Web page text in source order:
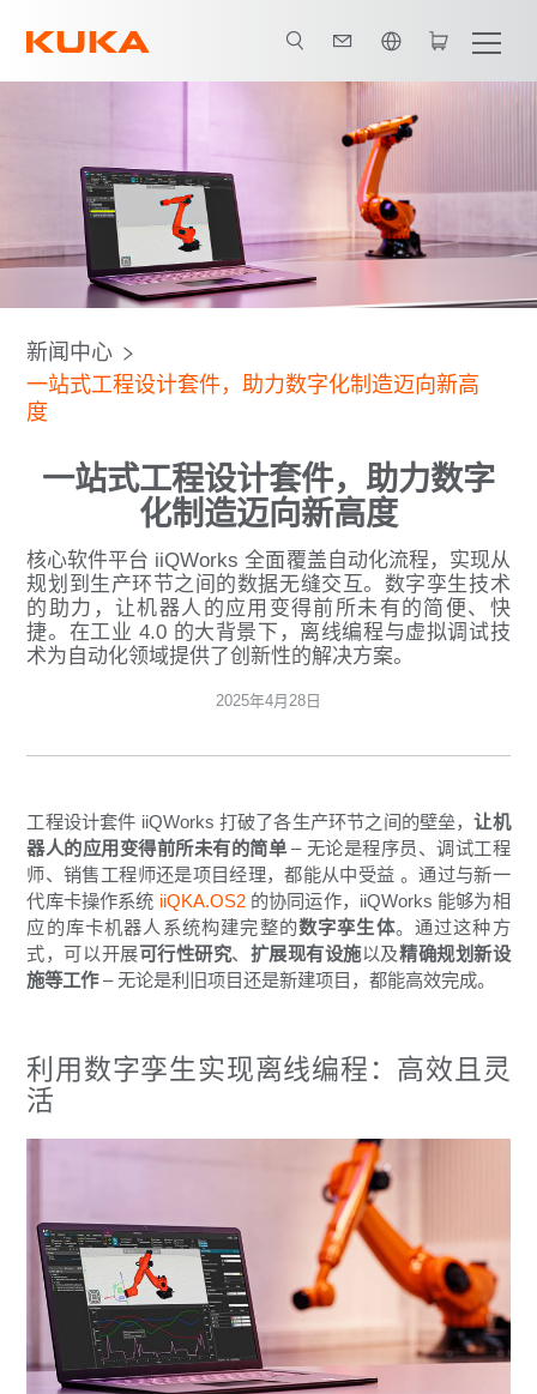
新闻中心
一站式工程设计套件，助力数字化制造迈向新高
度
一站式工程设计套件，助力数字
化制造迈向新高度
核心软件平台 iiQWorks 全面覆盖自动化流程，实现从
规划到生产环节之间的数据无缝交互。数字孪生技术
的助力，让机器人的应用变得前所未有的简便、快
捷。在工业 4.0 的大背景下，离线编程与虚拟调试技
术为自动化领域提供了创新性的解决方案。
2025年4月28日
工程设计套件 iiQWorks 打破了各生产环节之间的壁垒，让机
器人的应用变得前所未有的简单– 无论是程序员、调试工程
师、销售工程师还是项目经理，都能从中受益 。通过与新一
代库卡操作系统 iiQKA.OS2的协同运作，iiQWorks 能够为相
应的库卡机器人系统构建完整的数字孪生体。通过这种方
式，可以开展可行性研究、 扩展现有设施以及精确规划新设
施等工作– 无论是利旧项目还是新建项目，都能高效完成。
利用数字孪生实现离线编程：高效且灵
活